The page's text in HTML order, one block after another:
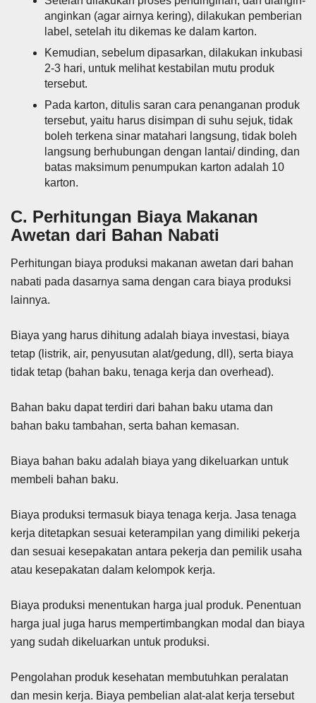
anginkan (agar airnya kering), dilakukan pemberian
label, setelah itu dikemas ke dalam karton.
Kemudian, sebelum dipasarkan, dilakukan inkubasi
2-3 hari, untuk melihat kestabilan mutu produk
tersebut.
Pada karton, ditulis saran cara penanganan produk
tersebut, yaitu harus disimpan di suhu sejuk, tidak
boleh terkena sinar matahari langsung, tidak boleh
langsung berhubungan dengan lantai/ dinding, dan
batas maksimum penumpukan karton adalah 10
karton.
C. Perhitungan Biaya Makanan
Awetan dari Bahan Nabati
Perhitungan biaya produksi makanan awetan dari bahan
nabati pada dasarnya sama dengan cara biaya produksi
lainnya.
Biaya yang harus dihitung adalah biaya investasi, biaya
tetap (listrik, air, penyusutan alat/gedung, dll), serta biaya
tidak tetap (bahan baku, tenaga kerja dan overhead).
Bahan baku dapat terdiri dari bahan baku utama dan
bahan baku tambahan, serta bahan kemasan.
Biaya bahan baku adalah biaya yang dikeluarkan untuk
membeli bahan baku.
Biaya produksi termasuk biaya tenaga kerja. Jasa tenaga
kerja ditetapkan sesuai keterampilan yang dimiliki pekerja
dan sesuai kesepakatan antara pekerja dan pemilik usaha
atau kesepakatan dalam kelompok kerja.
Biaya produksi menentukan harga jual produk. Penentuan
harga jual juga harus mempertimbangkan modal dan biaya
yang sudah dikeluarkan untuk produksi.
Pengolahan produk kesehatan membutuhkan peralatan
dan mesin kerja. Biaya pembelian alat-alat kerja tersebut